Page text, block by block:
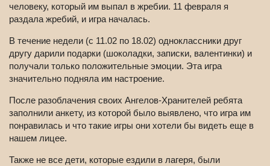
человеку, который им выпал в жребии. 11 февраля я
раздала жребий, и игра началась.
В течение недели (с 11.02 по 18.02) одноклассники друг
другу дарили подарки (шоколадки, записки, валентинки) и
получали только положительные эмоции. Эта игра
значительно подняла им настроение.
После разоблачения своих Ангелов-Хранителей ребята
заполнили анкету, из которой было выявлено, что игра им
понравилась и что такие игры они хотели бы видеть еще в
нашем лицее.
Также не все дети, которые ездили в лагеря, были